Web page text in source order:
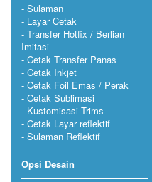
Sulaman
Layar Cetak
Transfer Hotfix / Berlian
Imitasi
Cetak Transfer Panas
Cetak Inkjet
Cetak Foil Emas / Perak
Cetak Sublimasi
Kustomisasi Trims
Cetak Layar reflektif
Sulaman Reflektif
Opsi Desain